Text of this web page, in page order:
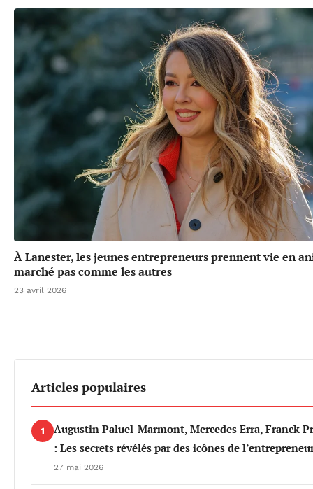
À Lanester, les jeunes entrepreneurs prennent vie en
marché pas comme les autres
23 avril 2026
Articles populaires
1
Augustin Paluel-Marmont, Mercedes Erra, Franck
: Les secrets révélés par des icônes de
27 mai 2026